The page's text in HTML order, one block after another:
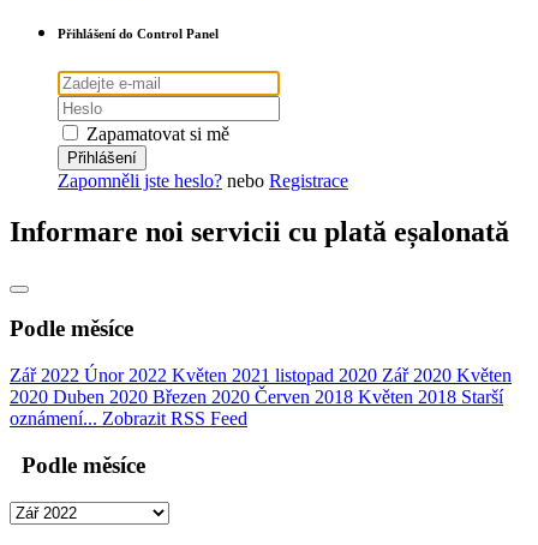
Přihlášení do Control Panel
Zapamatovat si mě
Zapomněli jste heslo? nebo Registrace
Informare noi servicii cu plată eșalonată
Podle měsíce
Zář 2022 Únor 2022 Květen 2021 listopad 2020 Zář 2020 Květen
2020 Duben 2020 Březen 2020 Červen 2018 Květen 2018 Starší
oznámení... Zobrazit RSS Feed
Podle měsíce